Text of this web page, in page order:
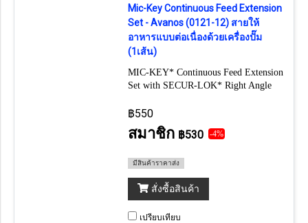
Mic-Key Continuous Feed Extension
Set - Avanos (0121-12) สายให้
อาหารแบบต่อเนื่องด้วยเครื่องปั๊ม
(1เส้น)
MIC-KEY* Continuous Feed Extension
Set with SECUR-LOK* Right Angle
cm
฿550
สมาชิก ฿530 -4%
มีสินค้าราคาส่ง
สั่งซื้อสินค้า
เปรียบเทียบ